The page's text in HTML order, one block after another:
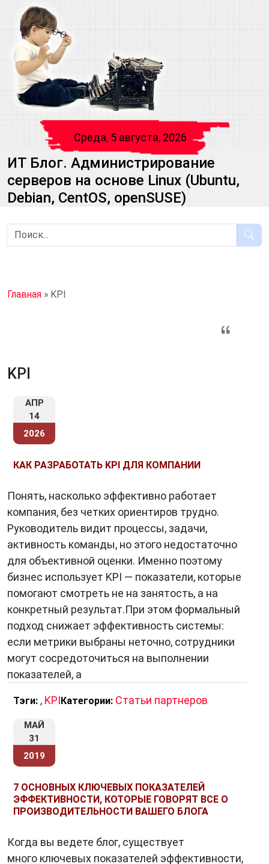
Среда, 5 августа, 2026
ИТ Блог. Администрирование
серверов на основе Linux (Ubuntu,
Debian, CentOS, openSUSE)
Главная » KPI
KPI
АПР
14
2026
КАК РАЗРАБОТАТЬ KPI ДЛЯ КОМПАНИИ
Понять, насколько эффективно работает
компания, без четких ориентиров трудно.
Руководитель видит процессы, задачи,
активность команды, но этого недостаточно
для объективной оценки. Именно поэтому
бизнес использует KPI — показатели, которые
помогают смотреть не на занятость, а на
конкретный результат.При этом формальный
подход снижает эффективность системы:
если метрики выбраны неточно, сотрудники
могут сосредоточиться на выполнении
показателей, а
Тэги: , KPIКатегории: Статьи партнеров
МАЙ
31
2019
7 ОСНОВНЫХ КЛЮЧЕВЫХ ПОКАЗАТЕЛЕЙ
ЭФФЕКТИВНОСТИ, КОТОРЫЕ ГОВОРЯТ ВСЕ О
ПРОИЗВОДИТЕЛЬНОСТИ ВАШЕГО БЛОГА
Когда вы ведете блог, существует
много ключевых показателей эффективности,